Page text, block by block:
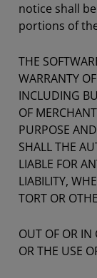
notice shall
portions of
THE
WARRANTY
INCLUDING
OF
PURPOSE
SHALL THE
LIABLE FOR
LIABILITY,
TORT OR
OUT OF OR IN
OR THE USE